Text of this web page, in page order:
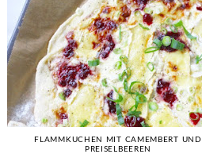
FLAMMKUCHEN MIT CAMEMBERT UND
PREISELBEEREN